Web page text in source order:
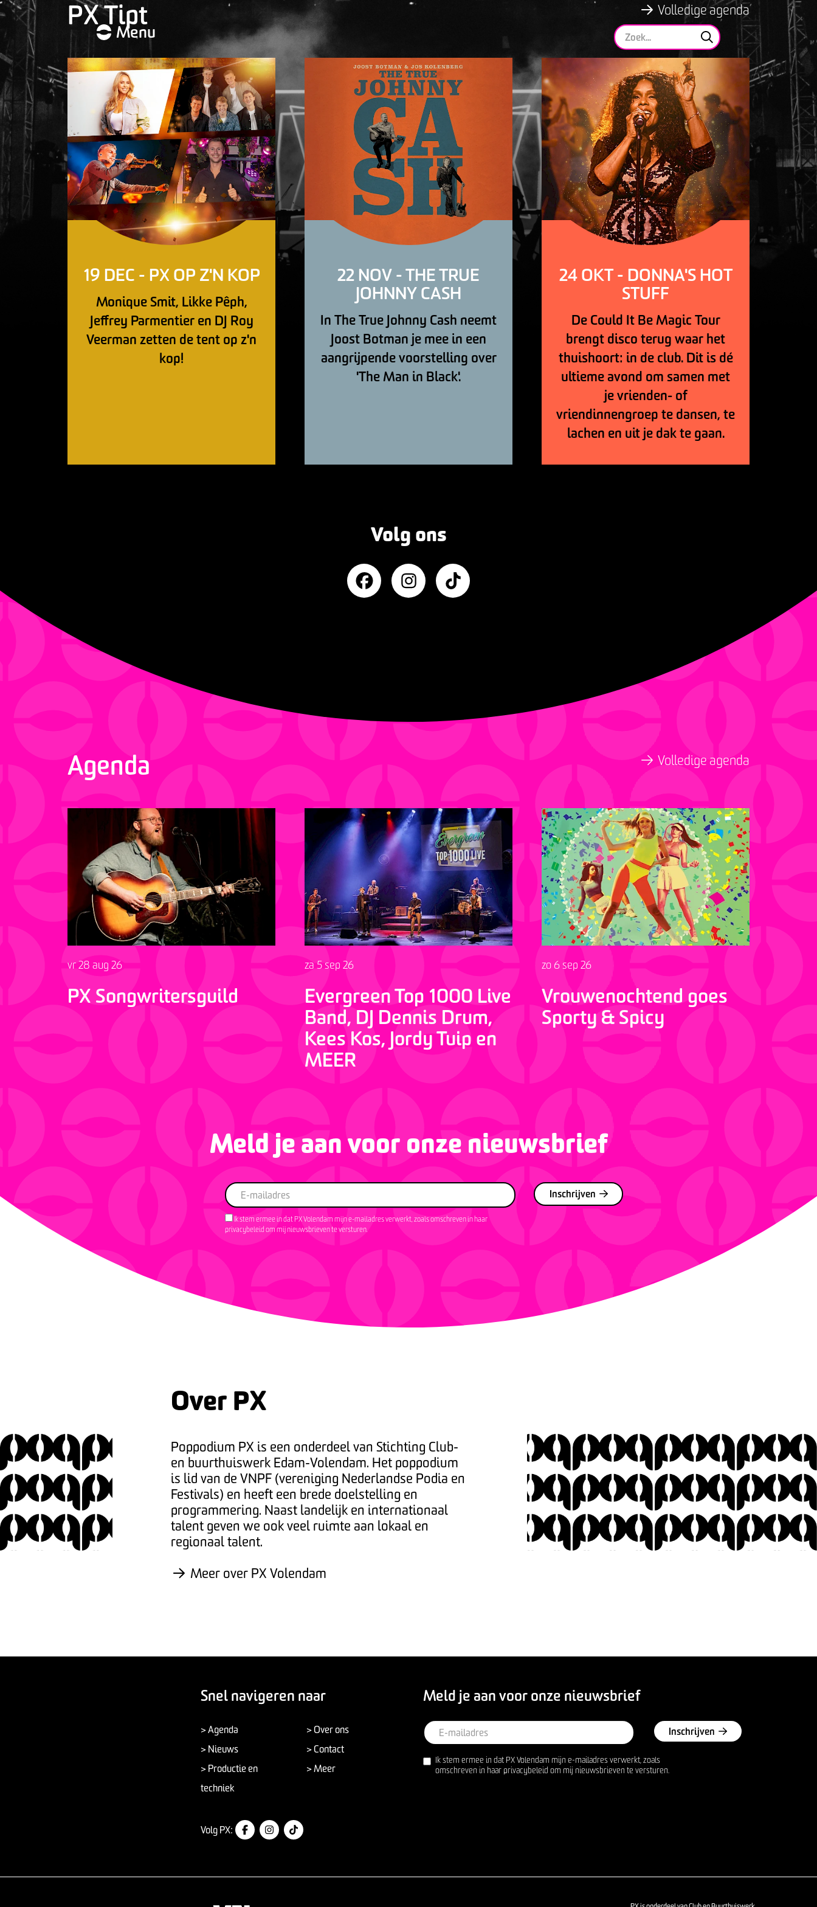
Menu
PX Tipt Volledige agenda
19 DEC - PX OP Z'N KOP
Monique Smit, Likke Pêph,
Jeffrey Parmentier en DJ Roy
Veerman zetten de tent op z'n
kop!
22 NOV - THE TRUE
JOHNNY CASH
In The True Johnny Cash neemt
Joost Botman je mee in een
aangrijpende voorstelling over
'The Man in Black'.
24 OKT - DONNA'S HOT
STUFF
De Could It Be Magic Tour
brengt disco terug waar het
thuishoort: in de club. Dit is dé
ultieme avond om samen met
je vrienden- of
vriendinnengroep te dansen, te
lachen en uit je dak te gaan.
Volg ons
Agenda Volledige agenda
vr 28 aug 26
PX Songwritersguild
za 5 sep 26
Evergreen Top 1000 Live
Band, DJ Dennis Drum,
Kees Kos, Jordy Tuip en
MEER
zo 6 sep 26
Vrouwenochtend goes
Sporty & Spicy
Meld je aan voor onze nieuwsbrief
Inschrijven
Ik stem ermee in dat PX Volendam mijn e-mailadres verwerkt, zoals omschreven in haar
privacybeleid om mij nieuwsbrieven te versturen.
Over PX
Poppodium PX is een onderdeel van Stichting Club-
en buurthuiswerk Edam-Volendam. Het poppodium
is lid van de VNPF (vereniging Nederlandse Podia en
Festivals) en heeft een brede doelstelling en
programmering. Naast landelijk en internationaal
talent geven we ook veel ruimte aan lokaal en
regionaal talent.
Meer over PX Volendam
Snel navigeren naar
> Agenda
> Nieuws
> Productie en
techniek
> Over ons
> Contact
> Meer
Volg PX:
Meld je aan voor onze nieuwsbrief
Inschrijven
Ik stem ermee in dat PX Volendam mijn e-mailadres verwerkt, zoals
omschreven in haar privacybeleid om mij nieuwsbrieven te versturen.